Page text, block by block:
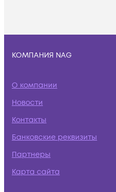
КОМПАНИЯ NAG
О компании
Новости
Контакты
Банковские реквизиты
Партнеры
Карта сайта